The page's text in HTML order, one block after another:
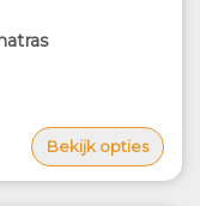
Bekijk opties